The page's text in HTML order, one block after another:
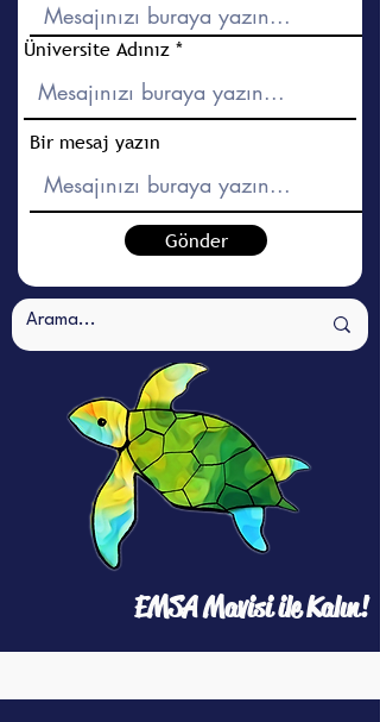
Üniversite Adınız
Bir mesaj yazın
Gönder
EMSA Mavisi ile Kalın!